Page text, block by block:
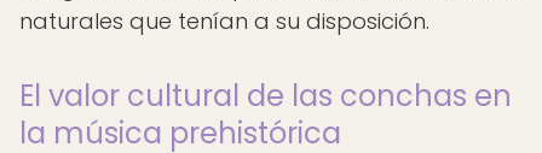
naturales que tenían a su disposición.
El valor cultural de las conchas en
la música prehistórica